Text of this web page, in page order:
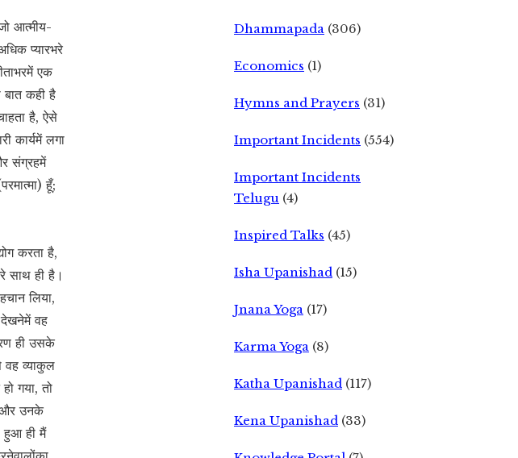
आत्मीय-
प्यारभरे
एक
कही है
है, ऐसे
कार्यमें लगा
संग्रहमें
हूँ;
करता है,
साथ ही है।
लिया,
देखनेमें वह
ही उसके
व्याकुल
गया, तो
और उनके
हुआ ही मैं
Dhammapada (306)
Economics (1)
Hymns and Prayers (31)
Important Incidents (554)
Important Incidents
Telugu (4)
Inspired Talks (45)
Isha Upanishad (15)
Jnana Yoga (17)
Karma Yoga (8)
Katha Upanishad (117)
Kena Upanishad (33)